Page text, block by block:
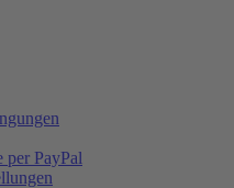
per PayPal